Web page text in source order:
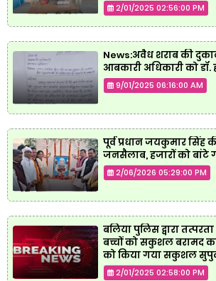
2/01/2025 02:56:00 PM
News:अवैध शराब की
आबकारी अधिकारी को डॉ.
9/01/2025 06:16:00 AM
पूर्व प्रधान जयकुमार सिंह
जनसैलाब, हजारों को
2/06/2026 05:29:00 PM
बलिया पुलिस द्वारा
बच्चों को सकुशल बरामद
को किया गया सकुशल
2/01/2025 02:58:00 PM